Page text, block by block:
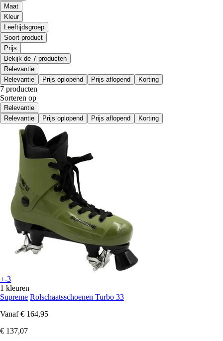
Maat
Kleur
Leeftijdsgroep
Soort product
Prijs
Bekijk de 7 producten
Relevantie
Relevantie
Prijs oplopend Prijs aflopend Korting
7 producten
Sorteren op
Relevantie
Relevantie
Prijs oplopend Prijs aflopend Korting
+-3
1 kleuren
Supreme Rolschaatsschoenen Turbo 33
Vanaf € 164,95
€ 137,07